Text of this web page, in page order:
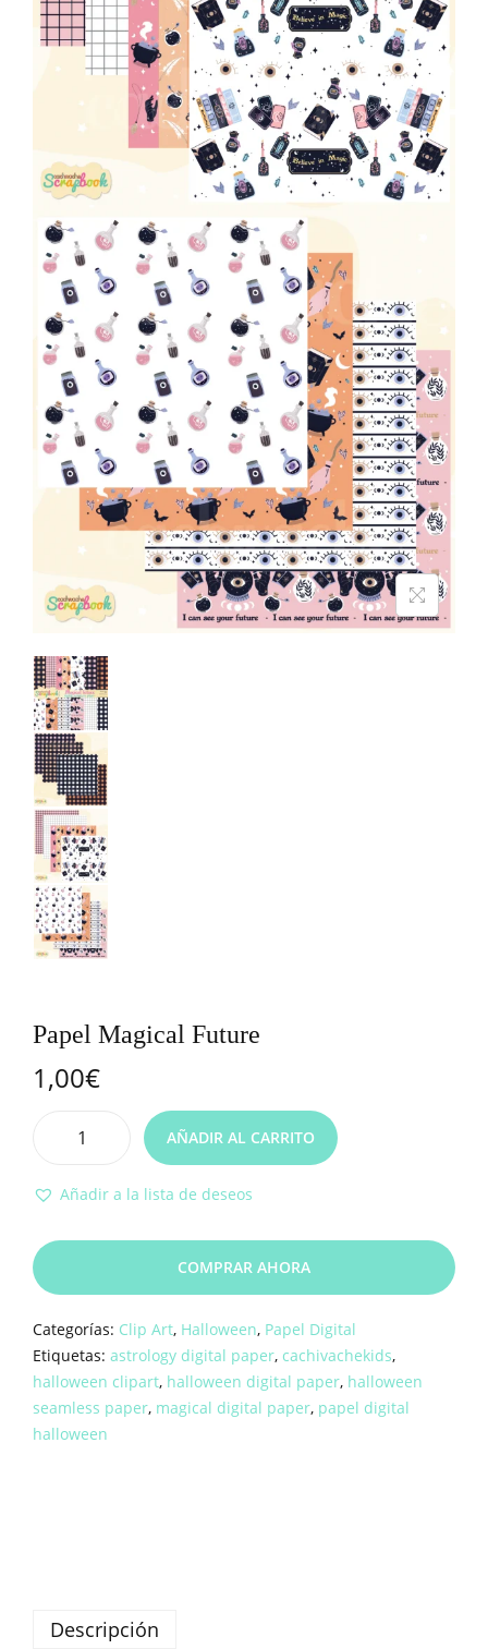
Papel Magical Future
1,00€
AÑADIR AL CARRITO
Añadir a la lista de deseos
COMPRAR AHORA
Categorías: Clip Art, Halloween, Papel Digital
Etiquetas: astrology digital paper, cachivachekids,
halloween clipart, halloween digital paper, halloween
seamless paper, magical digital paper, papel digital
halloween
Descripción